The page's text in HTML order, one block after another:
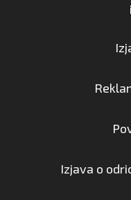
Izjava o